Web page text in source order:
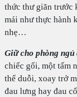
thức thư giãn trước
mái như thực hành
nhẹ…
Giữ cho phòng
chiếc gối, một tấm
thể duỗi, xoay trở
đau lưng hay đau